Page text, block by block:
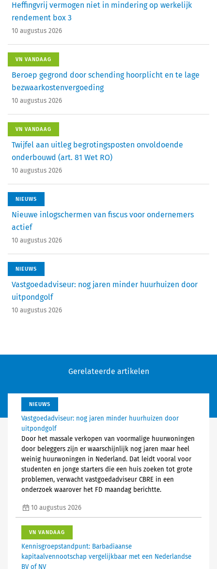
Heffingvrij vermogen niet in mindering op werkelijk
rendement box 3
10 augustus 2026
VN VANDAAG
Beroep gegrond door schending hoorplicht en te lage
bezwaarkostenvergoeding
10 augustus 2026
VN VANDAAG
Twijfel aan uitleg begrotingsposten onvoldoende
onderbouwd (art. 81 Wet RO)
10 augustus 2026
NIEUWS
Nieuwe inlogschermen van fiscus voor ondernemers
actief
10 augustus 2026
NIEUWS
Vastgoedadviseur: nog jaren minder huurhuizen door
uitpondgolf
10 augustus 2026
Gerelateerde artikelen
NIEUWS
Vastgoedadviseur: nog jaren minder huurhuizen door
uitpondgolf
Door het massale verkopen van voormalige huurwoningen
door beleggers zijn er waarschijnlijk nog jaren maar heel
weinig huurwoningen in Nederland. Dat leidt vooral voor
studenten en jonge starters die een huis zoeken tot grote
problemen, verwacht vastgoedadviseur CBRE in een
onderzoek waarover het FD maandag berichtte.
10 augustus 2026
VN VANDAAG
Kennisgroepstandpunt: Barbadiaanse
kapitaalvennootschap vergelijkbaar met een Nederlandse
BV of NV